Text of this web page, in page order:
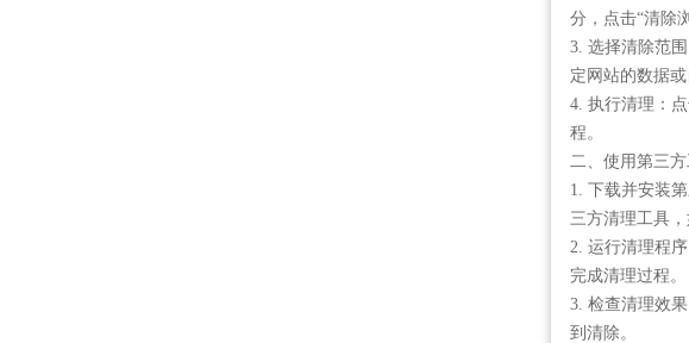
分，点击“清除
3. 选择清除范
定网站的数据或
4. 执行清理：
程。
二、使用第三
1. 下载并安装
三方清理工具，
2. 运行清理程
完成清理过程。
3. 检查清理效
到清除。